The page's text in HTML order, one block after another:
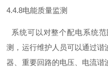
4.4.8电能质量监测
系统可以对整个配电系统
测，运行维护人员可以通过谐
器、重要回路的电压、电流